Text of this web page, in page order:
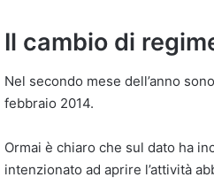
Il cambio di
Nel secondo mese dell’anno
febbraio 2014.
Ormai è chiaro che sul dato ha
intenzionato ad aprire l’attività